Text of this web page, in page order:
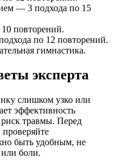
— 3 подхода по 15
повторений.
по 12 повторений.
гимнастика.
эксперта
слишком узко или
эффективность
травмы. Перед
быть удобным, не
боли.